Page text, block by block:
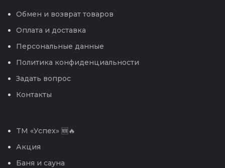
Обмен и возврат товаров
Оплата и доставка
Персональные данные
Политика конфиденциальности
Задать вопрос
Контакты
TM «Успех» 🆕🔥
Акция
Баня и сауна